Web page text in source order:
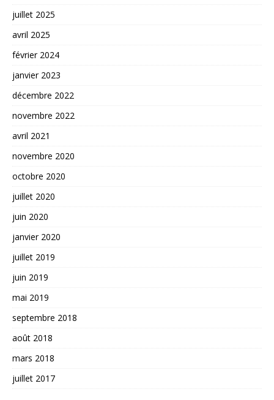
juillet 2025
avril 2025
février 2024
janvier 2023
décembre 2022
novembre 2022
avril 2021
novembre 2020
octobre 2020
juillet 2020
juin 2020
janvier 2020
juillet 2019
juin 2019
mai 2019
septembre 2018
août 2018
mars 2018
juillet 2017